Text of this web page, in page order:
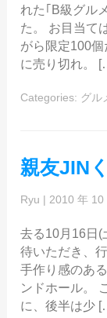
れた｢B級グル
た。 お目当て
がら限定100
に売り切れ。
Categories: グル
親友JIN
Ryu | 2010 年 10
去る10月16日(
待いただき、
手作り感のあ
ンドホール。
に、後半は少